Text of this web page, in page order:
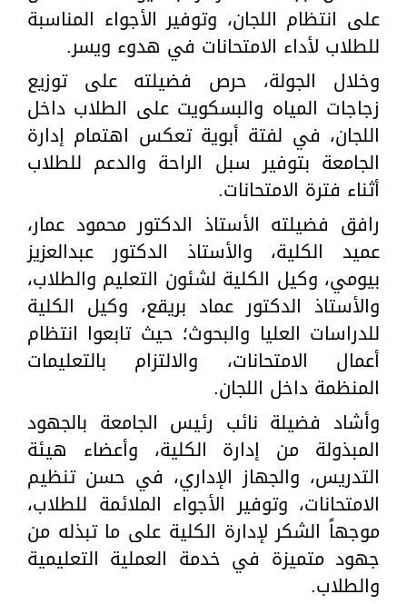
على انتظام اللجان، وتوفير الأجواء المناسبة
للطلاب لأداء الامتحانات في هدوء ويسر.
وخلال الجولة، حرص فضيلته على توزيع
زجاجات المياه والبسكويت على الطلاب داخل
اللجان، في لفتة أبوية تعكس اهتمام إدارة
الجامعة بتوفير سبل الراحة والدعم للطلاب
أثناء فترة الامتحانات.
رافق فضيلته الأستاذ الدكتور محمود عمار،
عميد الكلية، والأستاذ الدكتور عبدالعزيز
بيومي، وكيل الكلية لشئون التعليم والطلاب،
والأستاذ الدكتور عماد بريقع، وكيل الكلية
للدراسات العليا والبحوث؛ حيث تابعوا انتظام
أعمال الامتحانات، والالتزام بالتعليمات
المنظمة داخل اللجان.
وأشاد فضيلة نائب رئيس الجامعة بالجهود
المبذولة من إدارة الكلية، وأعضاء هيئة
التدريس، والجهاز الإداري، في حسن تنظيم
الامتحانات، وتوفير الأجواء الملائمة للطلاب،
موجهاً الشكر لإدارة الكلية على ما تبذله من
جهود متميزة في خدمة العملية التعليمية
والطلاب.